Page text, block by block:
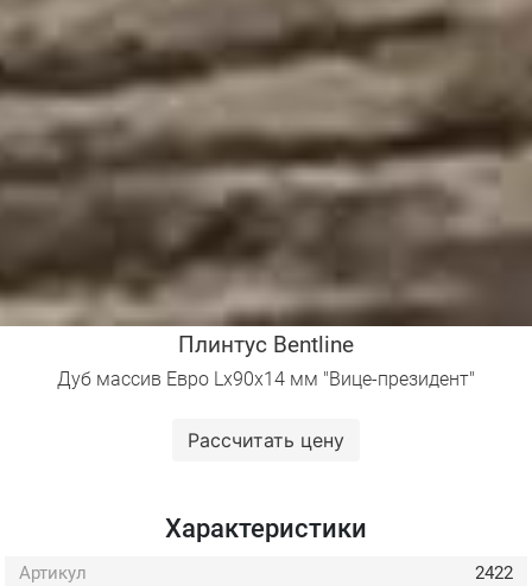
Плинтус Bentline
Дуб массив Евро Lх90х14 мм "Вице-президент"
Рассчитать цену
Характеристики
Артикул
2422